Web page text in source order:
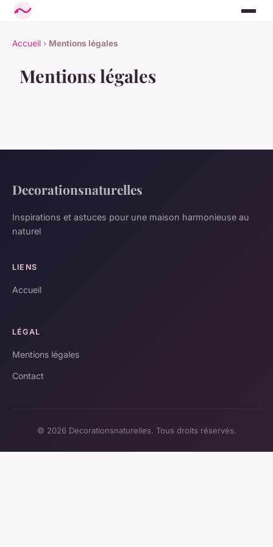
Accueil › Mentions légales
Mentions légales
Decorationsnaturelles
Inspirations et astuces pour une maison harmonieuse au
naturel
LIENS
Accueil
LÉGAL
Mentions légales
Contact
© 2026 Decorationsnaturelles. Tous droits réservés.